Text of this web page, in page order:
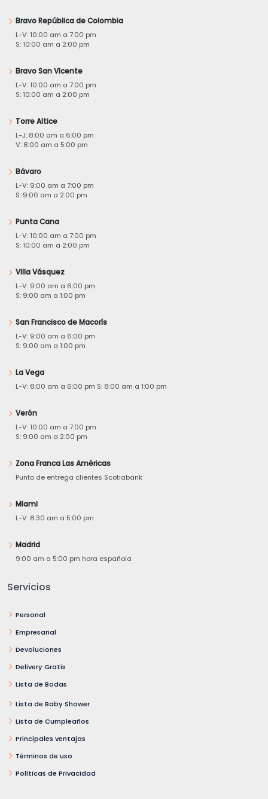
Bravo República de Colombia
L-V: 10:00 am a 7:00 pm
S: 10:00 am a 2:00 pm
Bravo San Vicente
L-V: 10:00 am a 7:00 pm
S: 10:00 am a 2:00 pm
Torre Altice
L-J: 8:00 am a 6:00 pm
V: 8:00 am a 5:00 pm
Bávaro
L-V: 9:00 am a 7:00 pm
S: 9:00 am a 2:00 pm
Punta Cana
L-V: 10:00 am a 7:00 pm
S: 10:00 am a 2:00 pm
Villa Vásquez
L-V: 9:00 am a 6:00 pm
S: 9:00 am a 1:00 pm
San Francisco de Macorís
L-V: 9:00 am a 6:00 pm
S: 9:00 am a 1:00 pm
La Vega
L-V: 8:00 am a 6:00 pm S: 8:00 am a 1:00 pm
Verón
L-V: 10:00 am a 7:00 pm
S: 9:00 am a 2:00 pm
Zona Franca Las Américas
Punto de entrega clientes Scotiabank
Miami
L-V: 8:30 am a 5:00 pm
Madrid
9:00 am a 5:00 pm hora española
Servicios
Personal
Empresarial
Devoluciones
Delivery Gratis
Lista de Bodas
Lista de Baby Shower
Lista de Cumpleaños
Principales ventajas
Términos de uso
Políticas de Privacidad